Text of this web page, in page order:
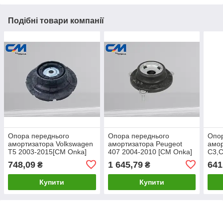
Подібні товари компанії
Опора переднього
амортизатора Volkswagen
T5 2003-2015[СМ Onka]
748,09 ₴
Купити
Опора переднього
амортизатора Peugeot
407 2004-2010 [СМ Onka]
1 645,79₴
Купити